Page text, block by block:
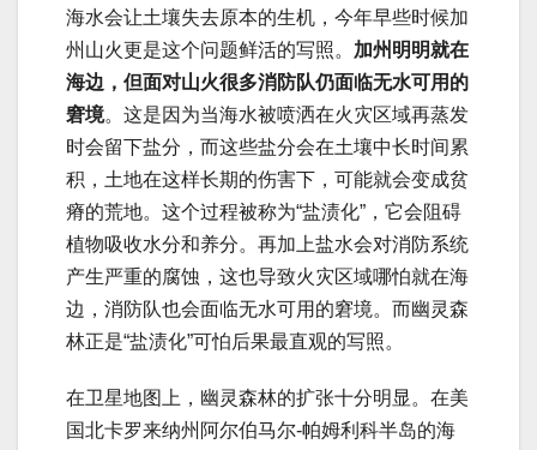
海水会让土壤失去原本的生机，今年早些时候加
州山火更是这个问题鲜活的写照。 加州明明就在
海边，但面对山火很多消防队仍面临无水可用的
窘境。这是因为当海水被喷洒在火灾区域再蒸发
时会留下盐分，而这些盐分会在土壤中长时间累
积，土地在这样长期的伤害下，可能就会变成贫
瘠的荒地。这个过程被称为“盐渍化”，它会阻碍
植物吸收水分和养分。再加上盐水会对消防系统
产生严重的腐蚀，这也导致火灾区域哪怕就在海
边，消防队也会面临无水可用的窘境。而幽灵森
林正是“盐渍化”可怕后果最直观的写照。
在卫星地图上，幽灵森林的扩张十分明显。在美
国北卡罗来纳州阿尔伯马尔-帕姆利科半岛的海